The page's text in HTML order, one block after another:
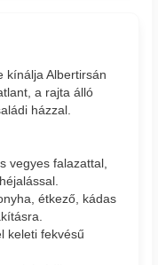
kínálja Albertirsán
a rajta álló
házzal.
vegyes falazattal,
étkező, kádas
keleti fekvésű